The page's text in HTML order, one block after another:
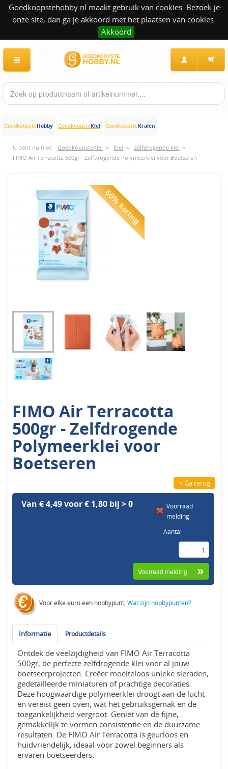
Goedkoopstehobby.nl maakt gebruik van cookies. Bezoek je
onze site, dan ga je akkoord met het plaatsen van cookies.
Akkoord
GoedkoopsteHobby GoedkoopsteKlei GoedkoopsteKralen
U bent nu hier: GoedkoopsteKlei » Klei » Zelfdrogende klei »
FIMO Air Terracotta 500gr - Zelfdrogende Polymeerklei voor Boetseren
60% korting
FIMO Air Terracotta
500gr - Zelfdrogende
Polymeerklei voor
Boetseren
< Ga terug
Van€ 4,49voor € 1,80 bij > 0
Voorraad
melding
Aantal
Voor elke euro een hobbypunt,Wat zijn hobbypunten?
Informatie Productdetails
Ontdek de veelzijdigheid van FIMO Air Terracotta
500gr, de perfecte zelfdrogende klei voor al jouw
boetseerprojecten. Creëer moeiteloos unieke sieraden,
gedetailleerde miniaturen of prachtige decoraties.
Deze hoogwaardige polymeerklei droogt aan de lucht
en vereist geen oven, wat het gebruiksgemak en de
toegankelijkheid vergroot. Geniet van de fijne,
gemakkelijk te vormen consistentie en de duurzame
resultaten. De FIMO Air Terracotta is geurloos en
huidvriendelijk, ideaal voor zowel beginners als
ervaren boetseerders.